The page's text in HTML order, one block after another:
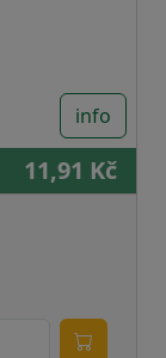
info
11,91 Kč